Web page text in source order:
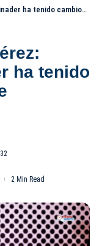
drásticos e importantes
ha tenido
2 Min Read